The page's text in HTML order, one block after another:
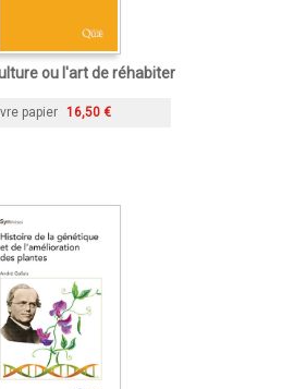
ou l'art de réhabiter
papier 16,50 €